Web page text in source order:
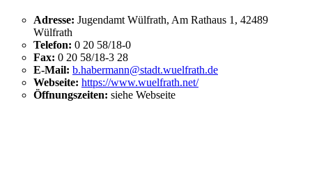
Adresse: Jugendamt Wülfrath, Am Rathaus 1, 42489
Wülfrath
Telefon: 0 20 58/18-0
Fax: 0 20 58/18-3 28
E-Mail: b.habermann@stadt.wuelfrath.de
Webseite: https://www.wuelfrath.net/
Öffnungszeiten: siehe Webseite